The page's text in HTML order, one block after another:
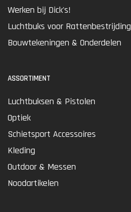
Werken bij Dick's!
Luchtbuks voor Rattenbestrijding
Bouwtekeningen & Onderdelen
ASSORTIMENT
Luchtbuksen & Pistolen
Optiek
Schietsport Accessoires
Kleding
Outdoor & Messen
Noodartikelen